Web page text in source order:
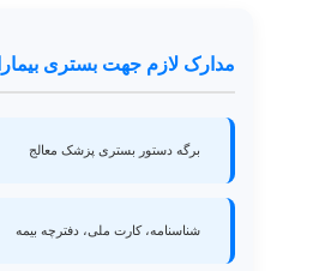
مدارک لازم جهت بستری
برگه دستور بستری پزشک معالج
شناسنامه، کارت ملی، دفترچه بیمه